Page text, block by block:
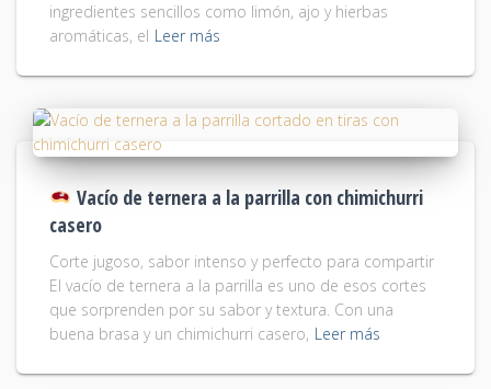
ingredientes sencillos como limón, ajo y hierbas
aromáticas, el Leer más
Vacío de ternera a la parrilla con chimichurri
casero
Corte jugoso, sabor intenso y perfecto para compartir
El vacío de ternera a la parrilla es uno de esos cortes
que sorprenden por su sabor y textura. Con una
buena brasa y un chimichurri casero, Leer más